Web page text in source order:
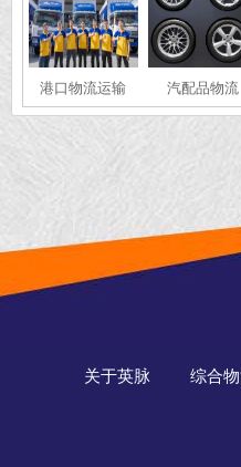
港口物流运输 汽配品物流
关于英脉 综合